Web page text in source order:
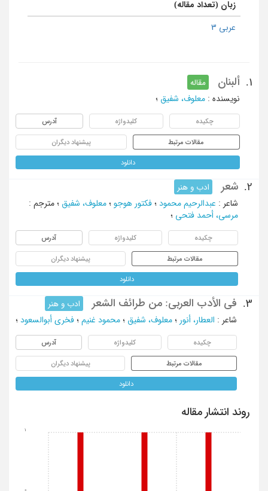
زبان (تعداد مقاله)
عربی 3
1. ألبنان
مقاله
نویسنده : معلوف، شفیق ؛
چکیده کلیدواژه آدرس
مقالات مرتبط پیشنهاد دیگران
دانلود
2. شعر
ادب و هنر
شاعر : عبدالرحیم محمود ؛ فکتور هوجو ؛ معلوف، شفیق ؛ مترجم :
مرسی، أحمد فتحی ؛
چکیده کلیدواژه آدرس
مقالات مرتبط پیشنهاد دیگران
دانلود
3. فی الأدب العربی: من طرائف الشعر
ادب و هنر
شاعر : العطار، أنور ؛ معلوف، شفیق ؛ محمود غنیم ؛ فخری أبوالسعود ؛
چکیده کلیدواژه آدرس
مقالات مرتبط پیشنهاد دیگران
دانلود
روند انتشار مقاله
0
1